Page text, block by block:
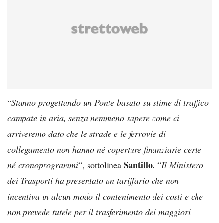
“Stanno progettando un Ponte basato su stime di traffico
campate in aria, senza nemmeno sapere come ci
arriveremo dato che le strade e le ferrovie di
collegamento non hanno né coperture finanziarie certe
né cronoprogrammi“, sottolinea Santillo. “Il Ministero
dei Trasporti ha presentato un tariffario che non
incentiva in alcun modo il contenimento dei costi e che
non prevede tutele per il trasferimento dei maggiori